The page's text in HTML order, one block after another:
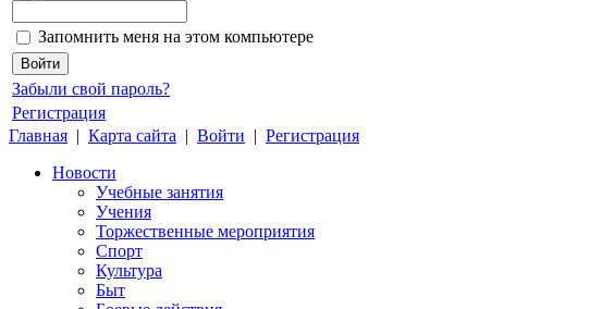
Запомнить меня на этом компьютере
Забыли свой пароль?
Регистрация
Главная | Карта сайта | Войти | Регистрация
Новости
Учебные занятия
Учения
Торжественные мероприятия
Спорт
Культура
Быт